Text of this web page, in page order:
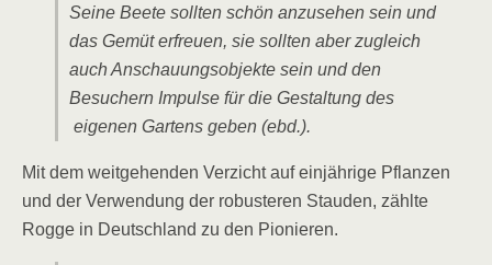
Seine Beete sollten schön anzusehen sein und
das Gemüt erfreuen, sie sollten aber zugleich
auch Anschauungsobjekte sein und den
Besuchern Impulse für die Gestaltung des
eigenen Gartens geben (ebd.).
Mit dem weitgehenden Verzicht auf einjährige Pflanzen
und der Verwendung der robusteren Stauden, zählte
Rogge in Deutschland zu den Pionieren.